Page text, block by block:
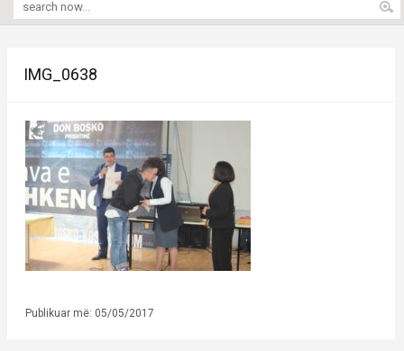
IMG_0638
Publikuar më: 05/05/2017